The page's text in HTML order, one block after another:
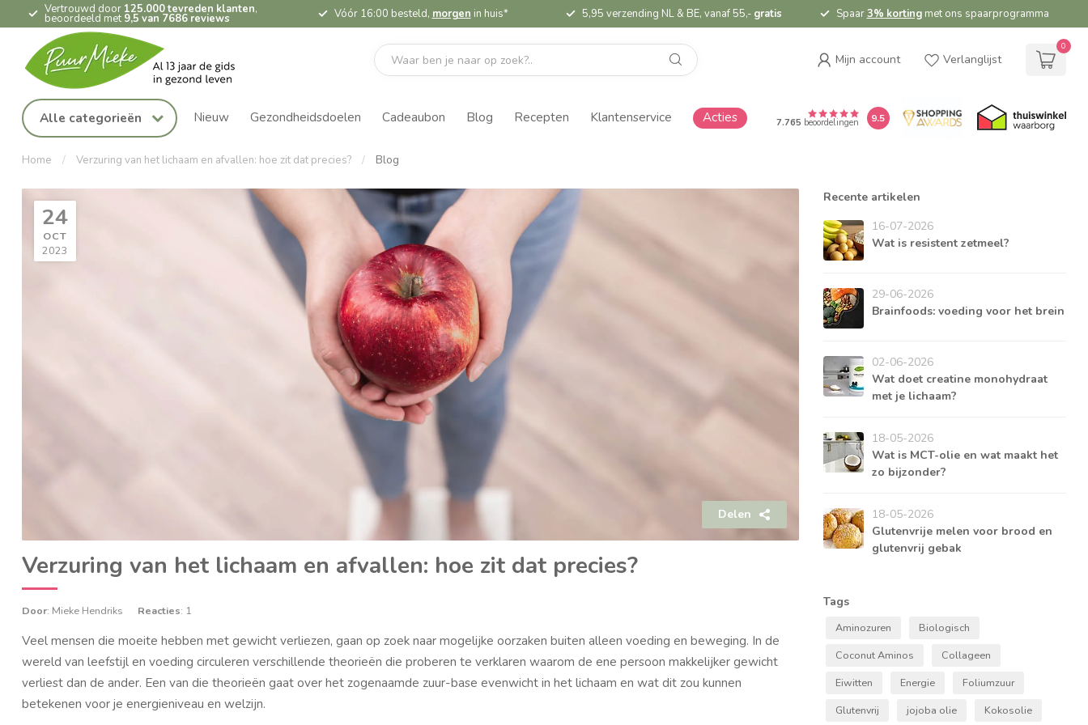
Vertrouwd door 125.000 tevreden klanten,
beoordeeld met 9,5 van 7686 reviews Vóór 16:00 besteld, morgen in huis* 5,95 verzending NL & BE, vanaf 55,- gratis Spaar3% kortingmet ons spaarprogramma
Mijn account Verlanglijst
0
Alle categorieën Nieuw Gezondheidsdoelen Cadeaubon Blog Recepten Klantenservice Acties 7.765 beoordelingen 9.5
Home / Verzuring van het lichaam en afvallen: hoe zit dat precies? / Blog
24
OCT
2023
Delen
Verzuring van het lichaam en afvallen: hoe zit dat precies?
Door: Mieke Hendriks Reacties: 1
Veel mensen die moeite hebben met gewicht verliezen, gaan op zoek naar mogelijke oorzaken buiten alleen voeding en beweging. In de
wereld van leefstijl en voeding circuleren verschillende theorieën die proberen te verklaren waarom de ene persoon makkelijker gewicht
verliest dan de ander. Een van die theorieën gaat over het zogenaamde zuur-base evenwicht in het lichaam en wat dit zou kunnen
betekenen voor je energieniveau en welzijn.
Recente artikelen
16-07-2026
Wat is resistent zetmeel?
29-06-2026
Brainfoods: voeding voor het brein
02-06-2026
Wat doet creatine monohydraat
met je lichaam?
18-05-2026
Wat is MCT-olie en wat maakt het
zo bijzonder?
18-05-2026
Glutenvrije melen voor brood en
glutenvrij gebak
Tags
Aminozuren
Biologisch
Coconut Aminos
Collageen
Eiwitten
Energie
Foliumzuur
Glutenvrij
jojoba olie Kokosolie